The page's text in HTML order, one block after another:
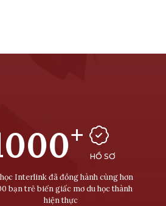
+
HỒ SƠ
Interlink đã đồng hành cùng hơn
bạn trẻ biến giấc mơ du học thành
hiện thực